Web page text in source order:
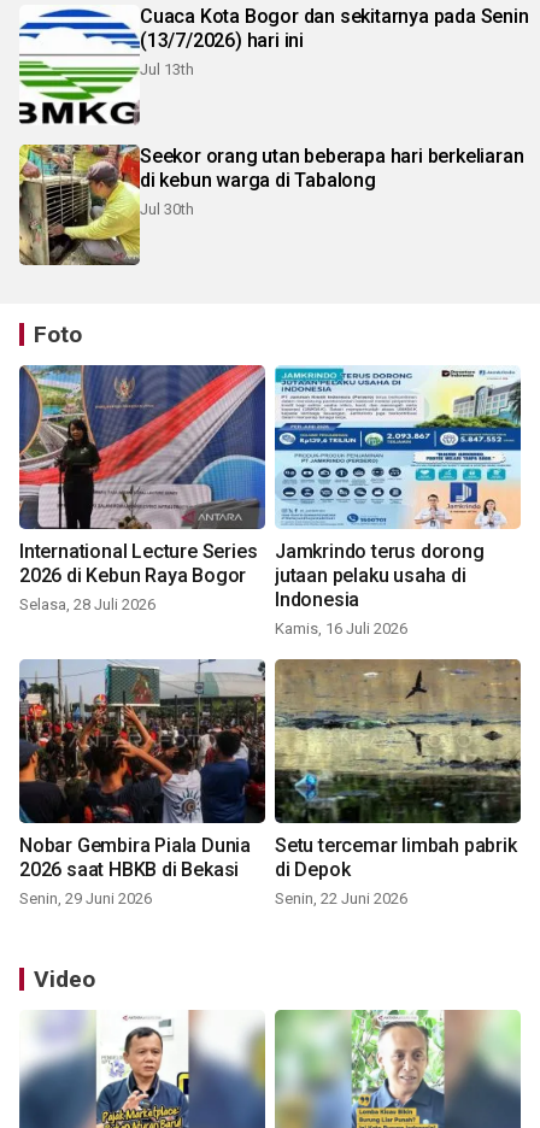
Cuaca Kota Bogor dan sekitarnya pada Senin
(13/7/2026) hari ini
Jul 13th
Seekor orang utan beberapa hari berkeliaran
di kebun warga di Tabalong
Jul 30th
Foto
International Lecture Series
2026 di Kebun Raya Bogor
Selasa, 28 Juli 2026
Jamkrindo terus dorong
jutaan pelaku usaha di
Indonesia
Kamis, 16 Juli 2026
Nobar Gembira Piala Dunia
2026 saat HBKB di Bekasi
Senin, 29 Juni 2026
Setu tercemar limbah pabrik
di Depok
Senin, 22 Juni 2026
Video